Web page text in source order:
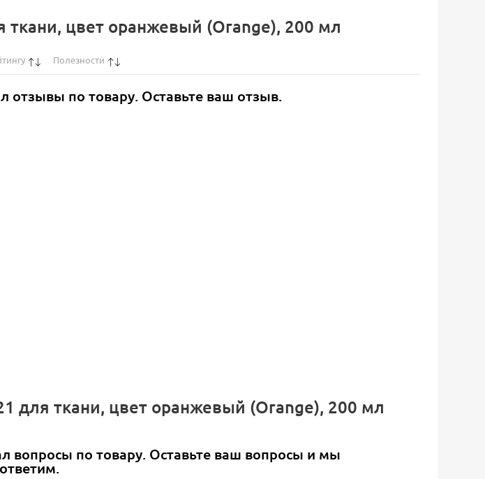
цвет оранжевый (Orange), 200 мл
Полезности
отзывы по товару. Оставьте ваш отзыв.
для ткани, цвет оранжевый (Orange), 200 мл
вопросы по товару. Оставьте ваш вопросы и мы